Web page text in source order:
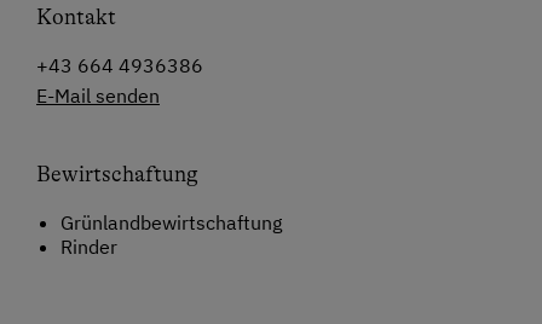
Kontakt
+43 664 4936386
E-Mail senden
Bewirtschaftung
Grünlandbewirtschaftung
Rinder